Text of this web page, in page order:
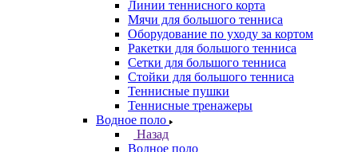
Линии теннисного корта
Мячи для большого тенниса
Оборудование по уходу за кортом
Ракетки для большого тенниса
Сетки для большого тенниса
Стойки для большого тенниса
Теннисные пушки
Теннисные тренажеры
Водное поло
Назад
Водное поло